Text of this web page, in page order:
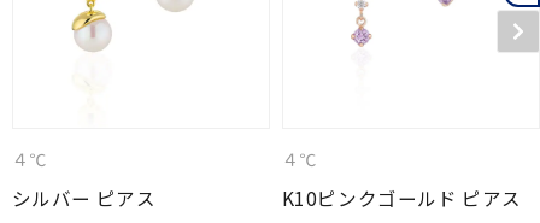
４℃
シルバー ピアス
４℃
K10ピンクゴールド ピアス